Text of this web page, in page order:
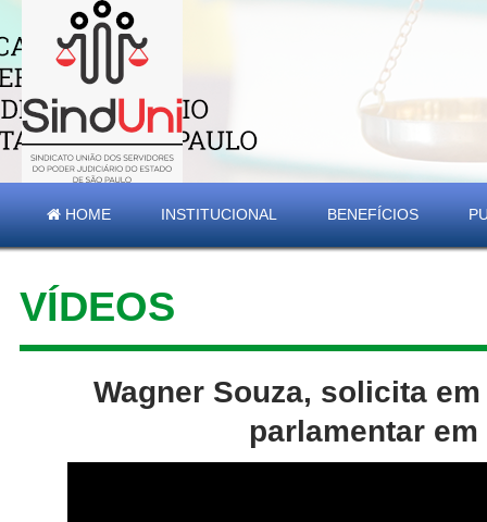
HOME INSTITUCIONAL BENEFÍCIOS
VÍDEOS
Wagner Souza, solicita
parlamentar